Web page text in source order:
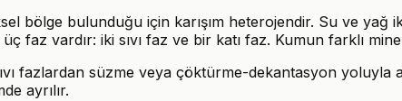
bölge bulunduğu için karışım heterojendir. Su ve yağ
faz vardır: iki sıvı faz ve bir katı faz. Kumun farklı
fazlardan süzme veya çöktürme-dekantasyon yoluyla
ayrılır.